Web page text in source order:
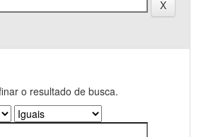
o resultado de busca.